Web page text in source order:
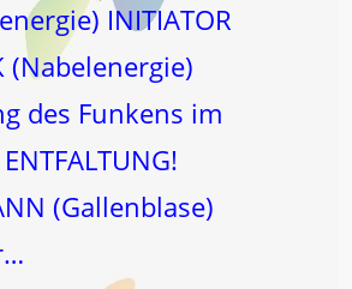
INITIATOR
(Nabelenergie)
des Funkens im
(Gallenblase)